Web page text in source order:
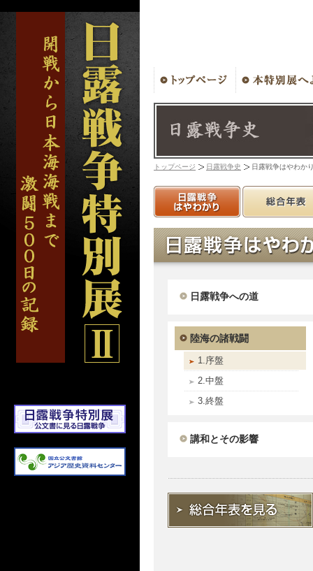
トップページ 日露戦争史 日露戦争はやわか
日露戦争への道
陸海の諸戦闘
1.序盤
2.中盤
3.終盤
講和とその影響